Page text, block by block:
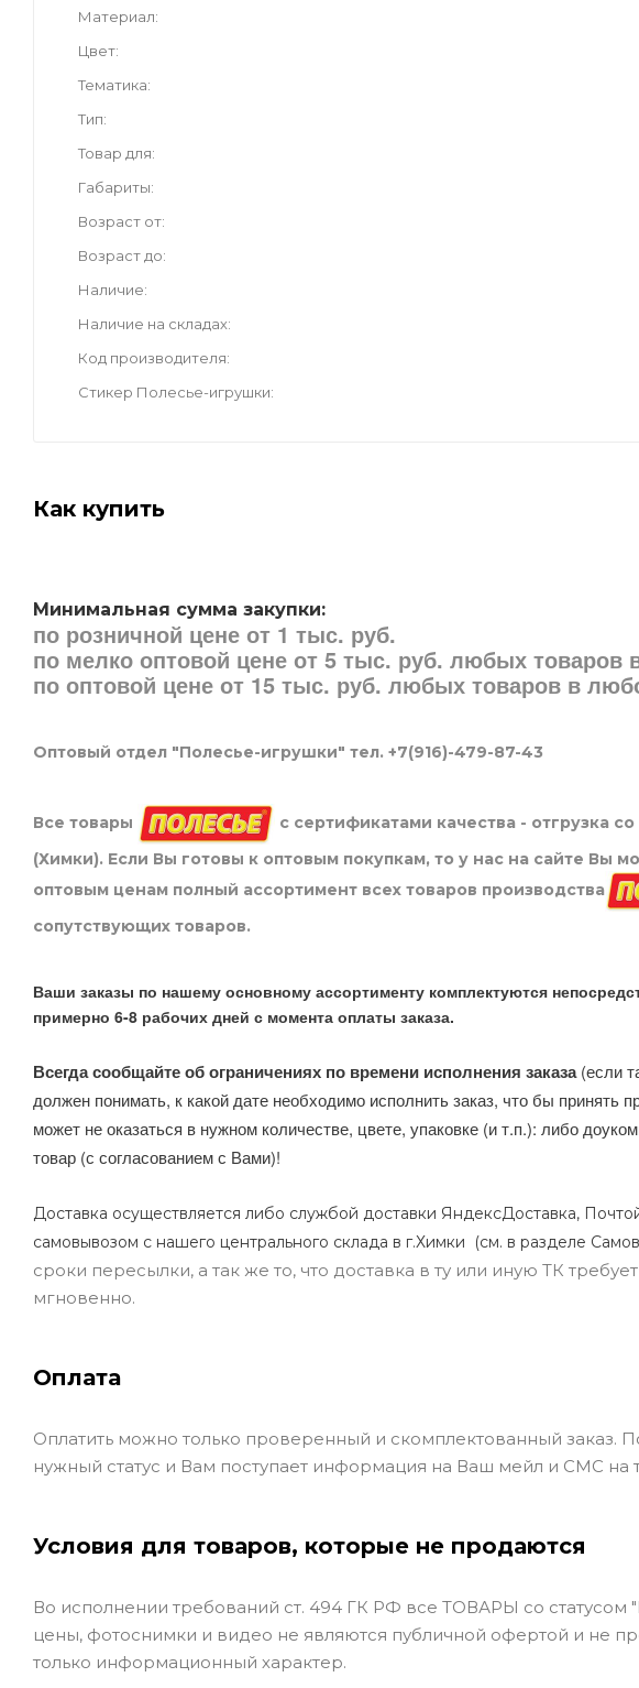
Материал
Цвет
Тематика
Тип
Товар для
Габариты
Возраст от
Возраст до
Наличие
Наличие на складах
Код производителя
Стикер Полесье-игрушки
Как купить
Минимальная сумма закупки:
по розничной цене от 1 тыс. руб.
по мелко оптовой цене от 5 тыс. руб. любых товаров
по оптовой цене от 15 тыс. руб. любых товаров в
Оптовый отдел "Полесье-игрушки" тел. +7(916)-479-87-43
Все товары
с сертификатами качества - отгрузка
(Химки). Если Вы готовы к оптовым покупкам, то у нас на сайте Вы
оптовым ценам полный ассортимент всех товаров производства
сопутствующих товаров.
Ваши заказы по нашему основному ассортименту комплектуются
примерно 6-8 рабочих дней с момента оплаты заказа.
Всегда сообщайте об ограничениях по времени исполнения заказа(если
должен понимать, к какой дате необходимо исполнить заказ, что бы принять
может не оказаться в нужном количестве, цвете, упаковке (и т.п.): либо
товар (с согласованием с Вами)!
Доставка осуществляется либо службой доставки ЯндексДоставка,
самовывозом с нашего центрального склада в г.Химки (см. в разделе
сроки пересылки, а так же то, что доставка в ту или иную ТК
мгновенно.
Оплата
Оплатить можно только проверенный и скомплектованный заказ.
нужный статус и Вам поступает информация на Ваш мейл и СМС на
Условия для товаров, которые не продаются
Во исполнении требований ст. 494 ГК РФ все ТОВАРЫ со статусом
цены, фотоснимки и видео не являются публичной офертой и не
только информационный характер.